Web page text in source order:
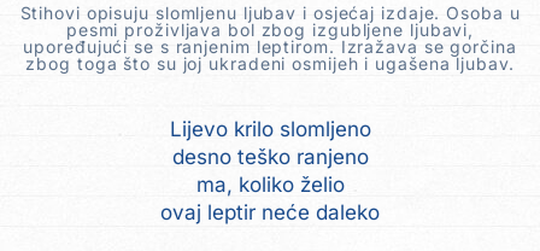
Stihovi opisuju slomljenu ljubav i osjećaj izdaje. Osoba u
pesmi proživljava bol zbog izgubljene ljubavi,
upoređujući se s ranjenim leptirom. Izražava se gorčina
zbog toga što su joj ukradeni osmijeh i ugašena ljubav.
Lijevo krilo slomljeno
desno teško ranjeno
ma, koliko želio
ovaj leptir neće daleko